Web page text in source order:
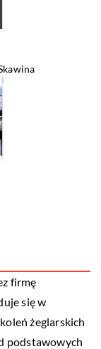
firmę
się w
żeglarskich
podstawowych